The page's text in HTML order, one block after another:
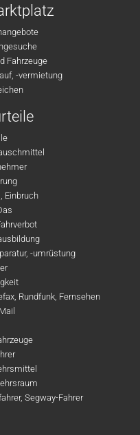
Fahrzeuge
-vermietung
Einbruch
-umrüstung
Rundfunk, Fernsehen
Segway-Fahrer